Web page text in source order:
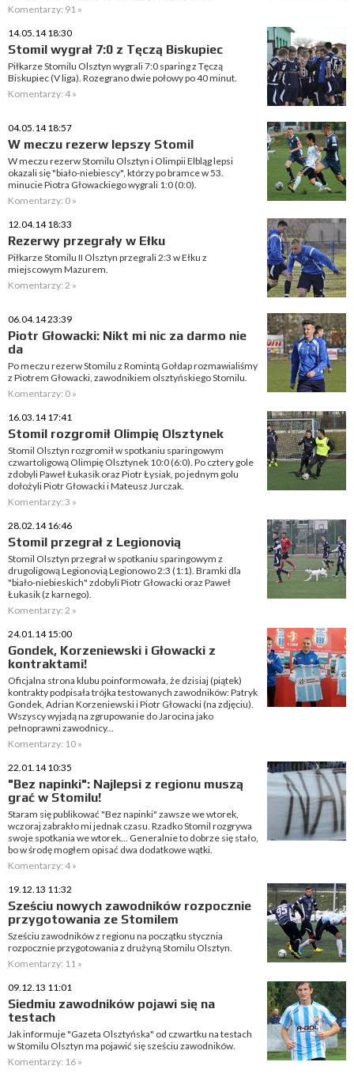
Komentarzy: 91 »
14.05.14 18:30
Stomil wygrał 7:0 z Tęczą Biskupiec
Piłkarze Stomilu Olsztyn wygrali 7:0 sparing z Tęczą
Biskupiec (V liga). Rozegrano dwie połowy po 40 minut.
Komentarzy: 4 »
04.05.14 18:57
W meczu rezerw lepszy Stomil
W meczu rezerw Stomilu Olsztyn i Olimpii Elbląg lepsi
okazali się "biało-niebiescy", którzy po bramce w 53.
minucie Piotra Głowackiego wygrali 1:0 (0:0).
Komentarzy: 0 »
12.04.14 18:33
Rezerwy przegrały w Ełku
Piłkarze Stomilu II Olsztyn przegrali 2:3 w Ełku z
miejscowym Mazurem.
Komentarzy: 2 »
06.04.14 23:39
Piotr Głowacki: Nikt mi nic za darmo nie
da
Po meczu rezerw Stomilu z Romintą Gołdap rozmawialiśmy
z Piotrem Głowacki, zawodnikiem olsztyńskiego Stomilu.
Komentarzy: 0 »
16.03.14 17:41
Stomil rozgromił Olimpię Olsztynek
Stomil Olsztyn rozgromił w spotkaniu sparingowym
czwartoligową Olimpię Olsztynek 10:0 (6:0). Po cztery gole
zdobyli Paweł Łukasik oraz Piotr Łysiak, po jednym golu
dołożyli Piotr Głowacki i Mateusz Jurczak.
Komentarzy: 3 »
28.02.14 16:46
Stomil przegrał z Legionovią
Stomil Olsztyn przegrał w spotkaniu sparingowym z
drugoligową Legionovią Legionowo 2:3 (1:1). Bramki dla
"biało-niebieskich" zdobyli Piotr Głowacki oraz Paweł
Łukasik (z karnego).
Komentarzy: 2 »
24.01.14 15:00
Gondek, Korzeniewski i Głowacki z
kontraktami!
Oficjalna strona klubu poinformowała, że dzisiaj (piątek)
kontrakty podpisała trójka testowanych zawodników: Patryk
Gondek, Adrian Korzeniewski i Piotr Głowacki (na zdjęciu).
Wszyscy wyjadą na zgrupowanie do Jarocina jako
pełnoprawni zawodnicy...
Komentarzy: 10 »
22.01.14 10:35
"Bez napinki": Najlepsi z regionu muszą
grać w Stomilu!
Staram się publikować "Bez napinki" zawsze we wtorek,
wczoraj zabrakło mi jednak czasu. Rzadko Stomil rozgrywa
swoje spotkania we wtorek... Generalnie to dobrze się stało,
bo w środę mogłem opisać dwa dodatkowe wątki.
Komentarzy: 4 »
19.12.13 11:32
Sześciu nowych zawodników rozpocznie
przygotowania ze Stomilem
Sześciu zawodników z regionu na początku stycznia
rozpocznie przygotowania z drużyną Stomilu Olsztyn.
Komentarzy: 11 »
09.12.13 11:01
Siedmiu zawodników pojawi się na
testach
Jak informuje "Gazeta Olsztyńska" od czwartku na testach
w Stomilu Olsztyn ma pojawić się sześciu zawodników.
Komentarzy: 16 »